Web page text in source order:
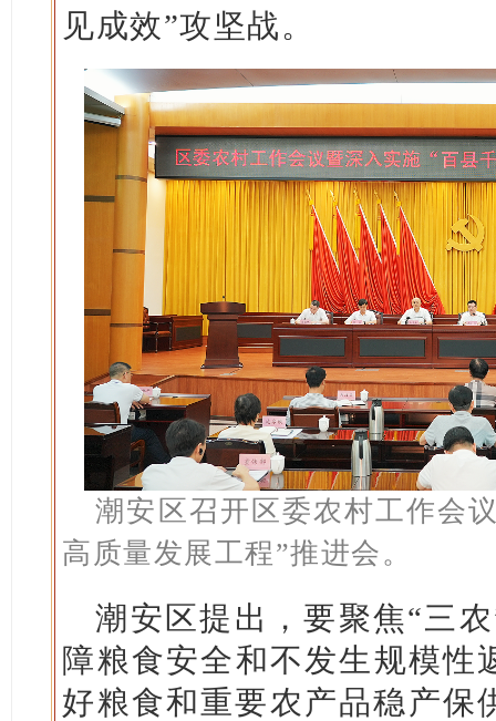
见成效”攻坚战。
潮安区召开区委农村工作会
高质量发展工程”推进会。
潮安区提出，要聚焦“三
障粮食安全和不发生规模性
好粮食和重要农产品稳产保